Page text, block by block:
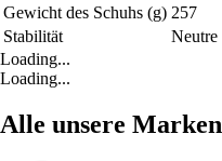
Gewicht des Schuhs (g) 257
Stabilität
Neutre
Loading...
Loading...
Alle unsere Marken